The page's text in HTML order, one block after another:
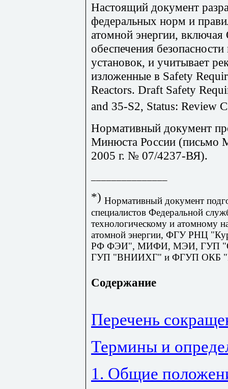
Настоящий документ
федеральных норм и
атомной энергии,
обеспечения
установок, и учитывает
изложенные в Safety
Reactors. Draft Safety
and 35-S2, Status: Review
Нормативный документ
Минюста России (письмо
2005 г. № 07/4237-ВЯ).
*) Нормативный документ
специалистов Федеральной
технологическому и атомному
атомной энергии, ФГУ РНЦ
РФ ФЭИ", МИФИ, МЭИ, ГУП
ГУП "ВНИИХГ" и ФГУП ОКБ
Содержание
Перечень
Термины и
1. Общие